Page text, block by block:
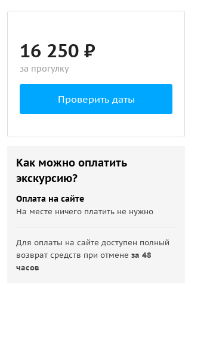
16 250 ₽
за прогулку
Проверить даты
Как можно оплатить
экскурсию?
Оплата на сайте
На месте ничего платить не нужно
Для оплаты на сайте доступен полный
возврат средств при отменеза 48
часов